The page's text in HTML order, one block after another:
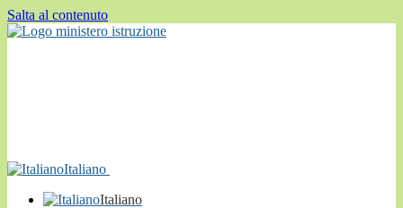
Salta al contenuto
Italiano
Italiano